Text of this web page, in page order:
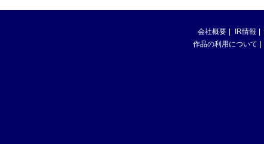
会社概要 IR情報
作品の利用について